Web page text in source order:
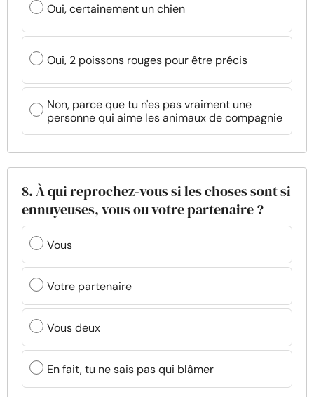
Oui, certainement un chien
Oui, 2 poissons rouges pour être précis
Non, parce que tu n'es pas vraiment une
personne qui aime les animaux de compagnie
8. À qui reprochez-vous si les choses sont si
ennuyeuses, vous ou votre partenaire ?
Vous
Votre partenaire
Vous deux
En fait, tu ne sais pas qui blâmer